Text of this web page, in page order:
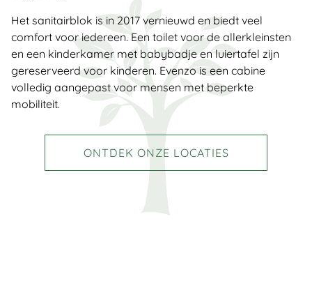
Het sanitairblok is in 2017 vernieuwd en biedt veel
comfort voor iedereen. Een toilet voor de allerkleinsten
en een kinderkamer met babybadje en luiertafel zijn
gereserveerd voor kinderen. Evenzo is een cabine
volledig aangepast voor mensen met beperkte
mobiliteit.
ONTDEK ONZE LOCATIES